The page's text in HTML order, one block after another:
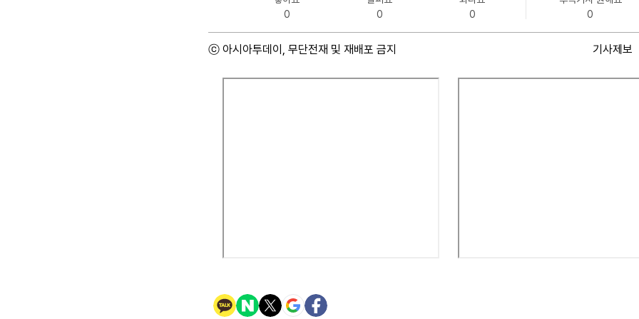
0
0
0
0
ⓒ 아시아투데이, 무단전재 및 재배포 금지 기사제보